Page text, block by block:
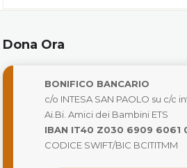
Dona Ora
BONIFICO BANCARIO
c/o INTESA SAN PAOLO su c/c
Ai.Bi. Amici dei Bambini ETS
IBAN IT40 Z030 6909 6061
CODICE SWIFT/BIC BCITITMM